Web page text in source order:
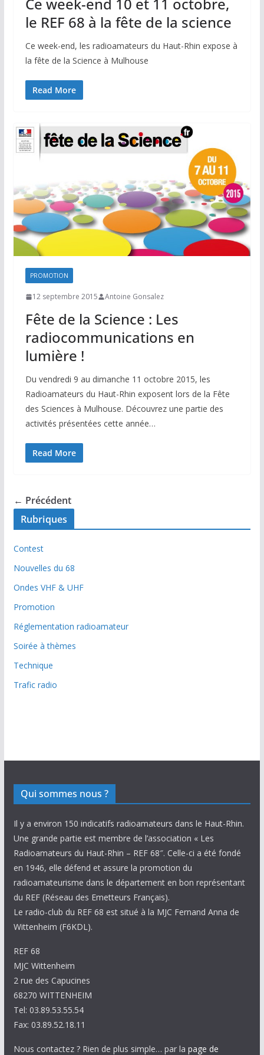
le REF 68 à la fête de la science
Ce week-end, les radioamateurs du Haut-Rhin expose à
la fête de la Science à Mulhouse
Read More
PROMOTION
12 septembre 2015 Antoine Gonsalez
Fête de la Science : Les
radiocommunications en
lumière !
Du vendredi 9 au dimanche 11 octobre 2015, les
Radioamateurs du Haut-Rhin exposent lors de la Fête
des Sciences à Mulhouse. Découvrez une partie des
activités présentées cette année…
Read More
← Précédent
Rubriques
Contest
Nouvelles du 68
Ondes VHF & UHF
Promotion
Réglementation radioamateur
Soirée à thèmes
Technique
Trafic radio
Qui sommes nous ?
Il y a environ 150 indicatifs radioamateurs dans le Haut-Rhin.
Une grande partie est membre de l’association « Les
Radioamateurs du Haut-Rhin – REF 68″. Celle-ci a été fondé
en 1946, elle défend et assure la promotion du
radioamateurisme dans le département en bon représentant
du REF (Réseau des Emetteurs Français).
Le radio-club du REF 68 est situé à la MJC Fernand Anna de
Wittenheim (F6KDL).
REF 68
MJC Wittenheim
2 rue des Capucines
68270 WITTENHEIM
Tel: 03.89.53.55.54
Fax: 03.89.52.18.11
Nous contactez ? Rien de plus simple… par la page de